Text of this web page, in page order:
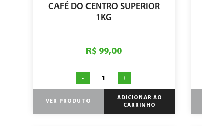
CAFÉ DO CENTRO SUPERIOR
1KG
R$ 99,00
- +
VER PRODUTO
ADICIONAR AO
CARRINHO